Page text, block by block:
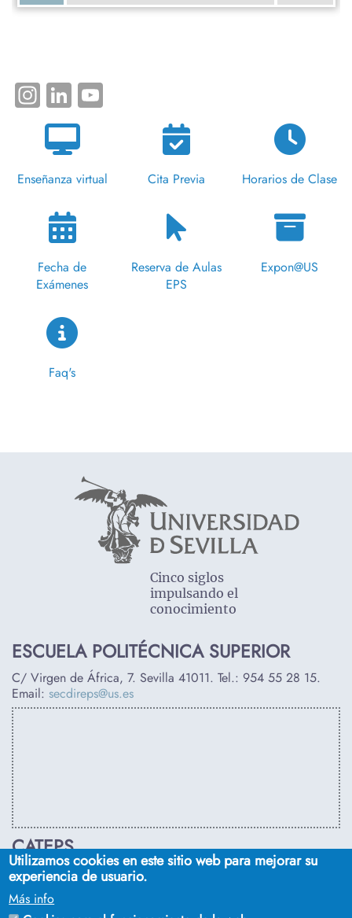
Instagram
LinkedIn
Enseñanza virtual Cita Previa Horarios de Clase
Fecha de
Exámenes
Reserva de Aulas
EPS
Expon@US
Faq's
Cinco siglos
impulsando el
conocimiento
ESCUELA POLITÉCNICA SUPERIOR
C/ Virgen de África, 7. Sevilla 41011. Tel.: 954 55 28 15.
Email: secdireps@us.es
CATEPS
C/ Euclides, s/n. Sevilla 41092. Tel.: 955 42 03 53
secdireps@us.es
Utilizamos cookies en este sitio web para mejorar su
experiencia de usuario.
Más info